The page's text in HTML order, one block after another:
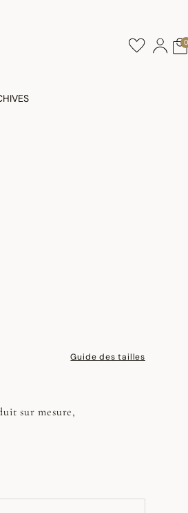
0
Guide des tailles
sur mesure,